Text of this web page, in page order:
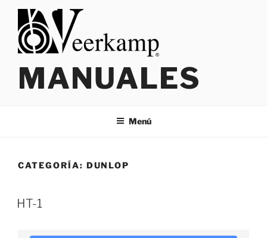
Saltar
contenido
MANUALES
Menú
CATEGORÍA: DUNLOP
HT-1